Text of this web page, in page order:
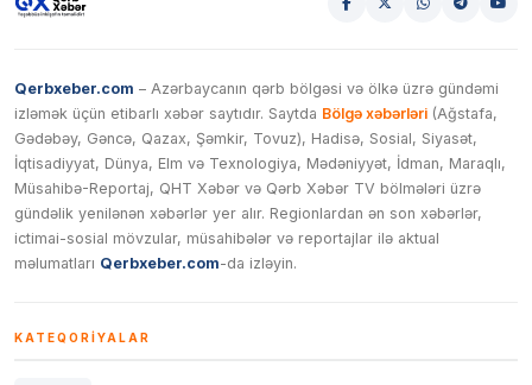
Qerbxeber.com – Azərbaycanın qərb bölgəsi və ölkə üzrə gündəmi
izləmək üçün etibarlı xəbər saytıdır. Saytda Bölgə xəbərləri (Ağstafa,
Gədəbəy, Gəncə, Qazax, Şəmkir, Tovuz), Hadisə, Sosial, Siyasət,
İqtisadiyyat, Dünya, Elm və Texnologiya, Mədəniyyət, İdman, Maraqlı,
Müsahibə-Reportaj, QHT Xəbər və Qərb Xəbər TV bölmələri üzrə
gündəlik yenilənən xəbərlər yer alır. Regionlardan ən son xəbərlər,
ictimai-sosial mövzular, müsahibələr və reportajlar ilə aktual
məlumatları Qerbxeber.com-da izləyin.
KATEQORIYALAR